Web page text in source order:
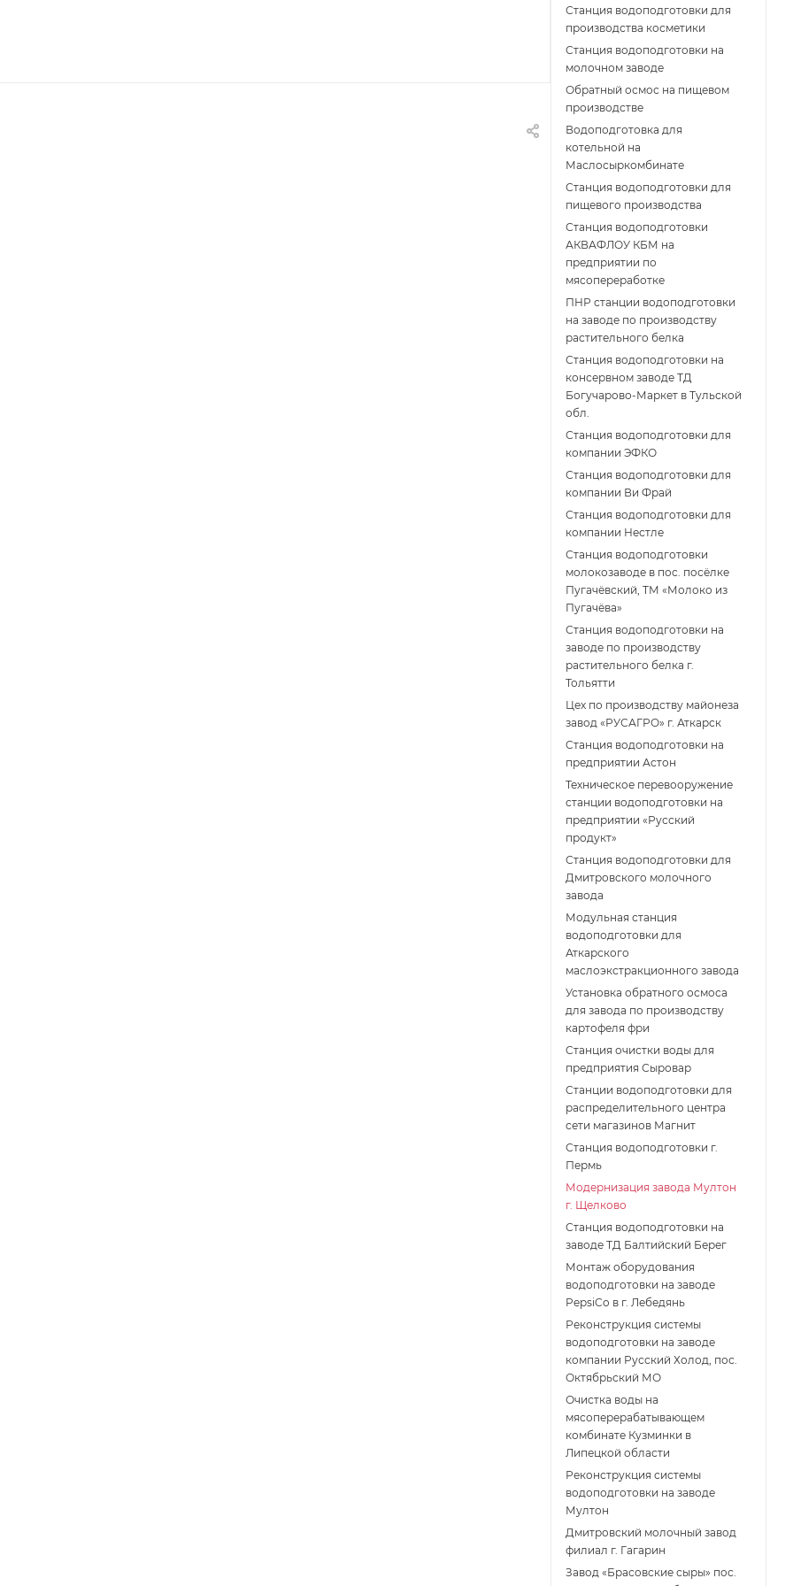
Станция водоподготовки для
производства косметики
Станция водоподготовки на
молочном заводе
Обратный осмос на пищевом
производстве
Водоподготовка для
котельной на
Маслосыркомбинате
Станция водоподготовки для
пищевого производства
Станция водоподготовки
АКВАФЛОУ КБМ на
предприятии по
мясопереработке
ПНР станции водоподготовки
на заводе по производству
растительного белка
Станция водоподготовки на
консервном заводе ТД
Богучарово-Маркет в Тульской
обл.
Станция водоподготовки для
компании ЭФКО
Станция водоподготовки для
компании Ви Фрай
Станция водоподготовки для
компании Нестле
Станция водоподготовки
молокозаводе в пос. посёлке
Пугачёвский, ТМ «Молоко из
Пугачёва»
Станция водоподготовки на
заводе по производству
растительного белка г.
Тольятти
Цех по производству майонеза
завод «РУСАГРО» г. Аткарск
Cтанция водоподготовки на
предприятии Астон
Техническое перевооружение
станции водоподготовки на
предприятии «Русский
продукт»
Станция водоподготовки для
Дмитровского молочного
завода
Модульная станция
водоподготовки для
Аткарского
маслоэкстракционного завода
Установка обратного осмоса
для завода по производству
картофеля фри
Cтанция очистки воды для
предприятия Сыровар
Cтанции водоподготовки для
распределительного центра
сети магазинов Магнит
Станция водоподготовки г.
Пермь
Модернизация завода Мултон
г. Щелково
Станция водоподготовки на
заводе ТД Балтийский Берег
Монтаж оборудования
водоподготовки на заводе
PepsiCo в г. Лебедянь
Реконструкция системы
водоподготовки на заводе
компании Русский Холод, пос.
Октябрьский МО
Очистка воды на
мясоперерабатывающем
комбинате Кузминки в
Липецкой области
Реконструкция системы
водоподготовки на заводе
Мултон
Дмитровский молочный завод
филиал г. Гагарин
Завод «Брасовские сыры» пос.